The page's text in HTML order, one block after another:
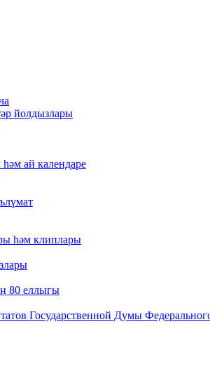
йолдызлары
ай календаре
һәм клиплары
80 еллыгы
Государственной Думы